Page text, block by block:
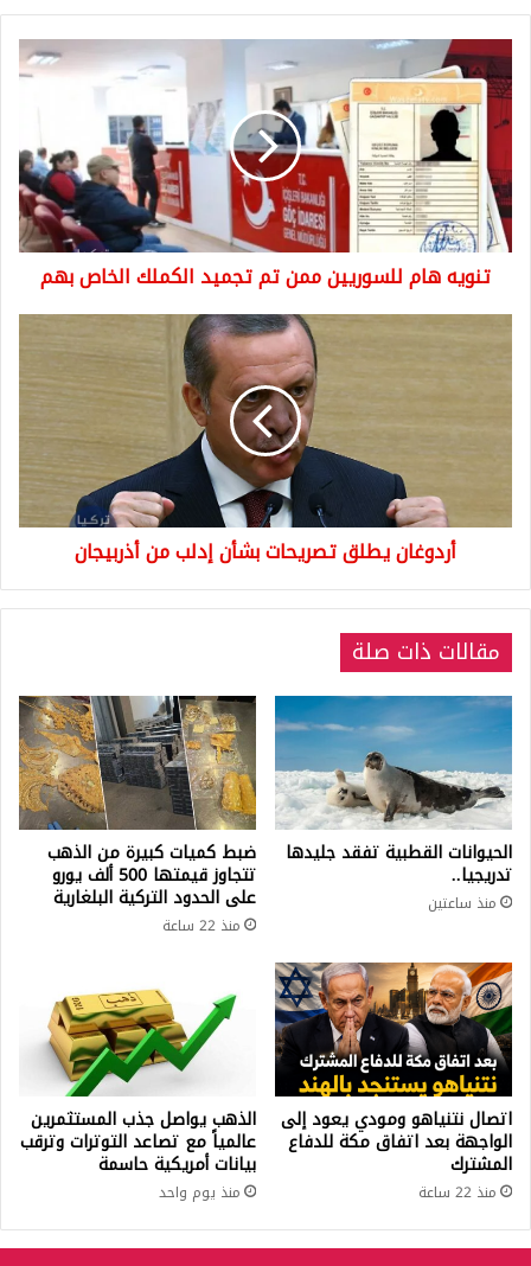
تنويه
هام
للسوريين
ممن
تجميد
الكملك
الخاص
بهم
تنويه هام للسوريين ممن تم تجميد الكملك الخاص بهم
إدلب
أردوغان يطلق تصريحات بشأن إدلب من أذربيجان
مقالات ذات صلة
الحيوانات القطبية تفقد جليدها
تدريجيا..
منذ ساعتين
ضبط كميات كبيرة من الذهب
تتجاوز قيمتها 500 ألف يورو
على الحدود التركية البلغارية
منذ 22 ساعة
اتصال نتنياهو ومودي يعود إلى
الواجهة بعد اتفاق مكة للدفاع
المشترك
منذ 22 ساعة
الذهب يواصل جذب المستثمرين
عالمياً مع تصاعد التوترات وترقب
بيانات أمريكية حاسمة
منذ يوم واحد